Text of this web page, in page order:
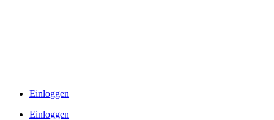
Einloggen
Einloggen